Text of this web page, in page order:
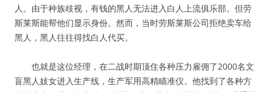
人。由于种族歧视，有钱的黑人无法进入白人上流俱乐部。但劳
斯莱斯能帮他们显示身份。然而，当时劳斯莱斯公司拒绝卖车给
黑人，黑人往往得找白人代买。
也就是这位经理，在二战时期顶住各种压力雇佣了2000名文
盲黑人妓女进入生产线，生产军用高精瞄准仪。他找到了各种方